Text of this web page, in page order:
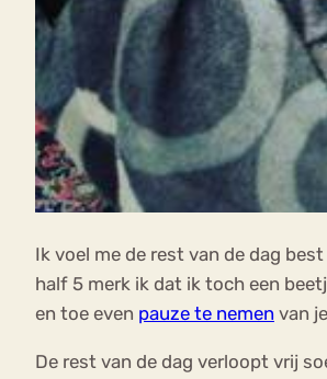
Ik voel me de rest van de dag
half 5 merk ik dat ik toch een
en toe even pauze te nemen van
De rest van de dag verloopt vrij